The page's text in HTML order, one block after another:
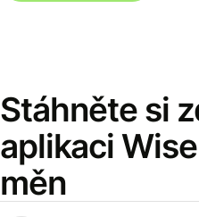
Stáhněte si
aplikaci
měn